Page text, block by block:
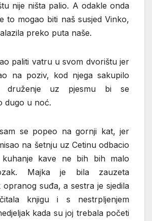
nije ništa palio. A odakle onda
to mogao biti naš susjed Vinko,
preko puta naše.
paliti vatru u svom dvorištu jer
na poziv, kod njega sakupilo
druženje uz pjesmu bi se
dugo u noć.
se popeo na gornji kat, jer
na šetnju uz Cetinu odbacio
kave ne bih bih malo
Majka je bila zauzeta
opranog suđa, a sestra je sjedila
knjigu i s nestrpljenjem
kada su joj trebala početi